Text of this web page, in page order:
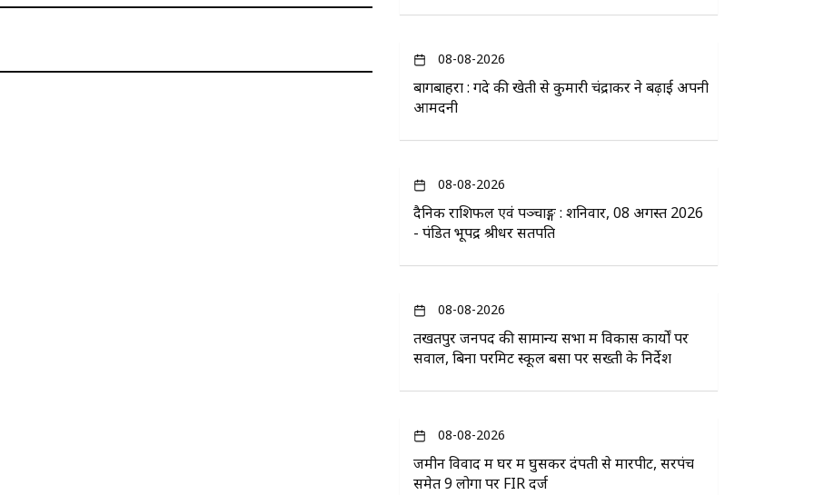
08-08-2026
बागबाहरा : गेंदे की खेती से कुमारी चंद्राकर ने बढ़ाई अपनी
आमदनी
08-08-2026
दैनिक राशिफल एवं पञ्चाङ्ग : शनिवार, 08 अगस्त 2026
- पंडित भूपेंद्र श्रीधर सतपति
08-08-2026
तखतपुर जनपद की सामान्य सभा में विकास कार्यों पर
सवाल, बिना परमिट स्कूल बसों पर सख्ती के निर्देश
08-08-2026
जमीन विवाद में घर में घुसकर दंपती से मारपीट, सरपंच
समेत 9 लोगों पर FIR दर्ज